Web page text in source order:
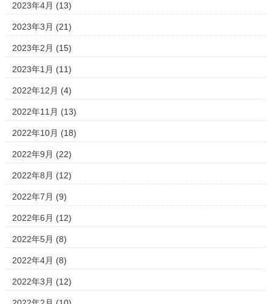
2023年4月 (13)
2023年3月 (21)
2023年2月 (15)
2023年1月 (11)
2022年12月 (4)
2022年11月 (13)
2022年10月 (18)
2022年9月 (22)
2022年8月 (12)
2022年7月 (9)
2022年6月 (12)
2022年5月 (8)
2022年4月 (8)
2022年3月 (12)